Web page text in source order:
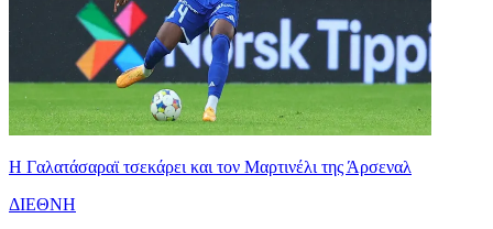
H Γαλατάσαραϊ τσεκάρει και τον Μαρτινέλι της Άρσεναλ
ΔΙΕΘΝΗ